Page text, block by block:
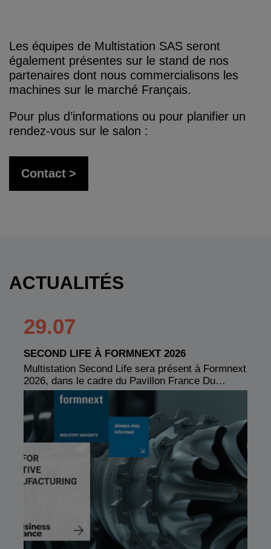
Les équipes de Multistation SAS seront
également présentes sur le stand de nos
partenaires dont nous commercialisons les
machines sur le marché Français.
Pour plus d’informations ou pour planifier un
rendez-vous sur le salon :
Contact
ACTUALITÉS
29.07
SECOND LIFE À FORMNEXT 2026
Multistation Second Life sera présent à Formnext
2026, dans le cadre du Pavillon France Du…